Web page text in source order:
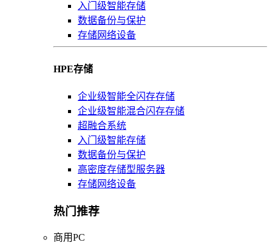
入门级智能存储
数据备份与保护
存储网络设备
HPE存储
企业级智能全闪存存储
企业级智能混合闪存存储
超融合系统
入门级智能存储
数据备份与保护
高密度存储型服务器
存储网络设备
热门推荐
商用PC